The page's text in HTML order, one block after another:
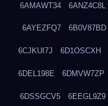
6AMAWT34 6ANZ4C8L
6AYEZFQ7 6B0V87BD
6CJKUI7J 6D1OSCXH
6DEL198E 6DMVW7ZP
6DSSGCV5 6EEGL9Z9